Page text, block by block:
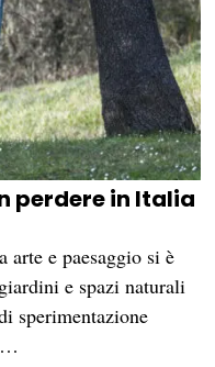
perdere in Italia
e paesaggio si è
e spazi naturali
sperimentazione